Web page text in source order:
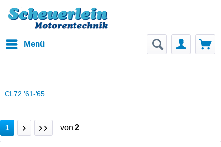
Menü
CL72 '61-'65
1 von 2